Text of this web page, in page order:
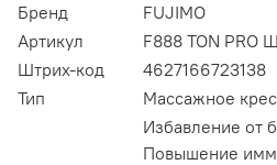
Бренд
FUJIMO
Артикул
F888 TON PRO
Штрих-код
4627166723138
Тип
Массажное
Избавление от
Повышение